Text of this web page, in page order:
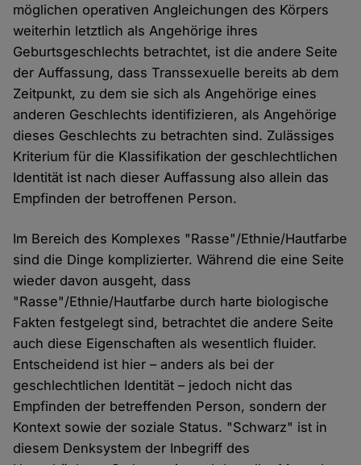
möglichen operativen Angleichungen des Körpers
weiterhin letztlich als Angehörige ihres
Geburtsgeschlechts betrachtet, ist die andere Seite
der Auffassung, dass Transsexuelle bereits ab dem
Zeitpunkt, zu dem sie sich als Angehörige eines
anderen Geschlechts identifizieren, als Angehörige
dieses Geschlechts zu betrachten sind. Zulässiges
Kriterium für die Klassifikation der geschlechtlichen
Identität ist nach dieser Auffassung also allein das
Empfinden der betroffenen Person.
Im Bereich des Komplexes "Rasse"/Ethnie/Hautfarbe
sind die Dinge komplizierter. Während die eine Seite
wieder davon ausgeht, dass
"Rasse"/Ethnie/Hautfarbe durch harte biologische
Fakten festgelegt sind, betrachtet die andere Seite
auch diese Eigenschaften als wesentlich fluider.
Entscheidend ist hier – anders als bei der
geschlechtlichen Identität – jedoch nicht das
Empfinden der betreffenden Person, sondern der
Kontext sowie der soziale Status. "Schwarz" ist in
diesem Denksystem der Inbegriff des